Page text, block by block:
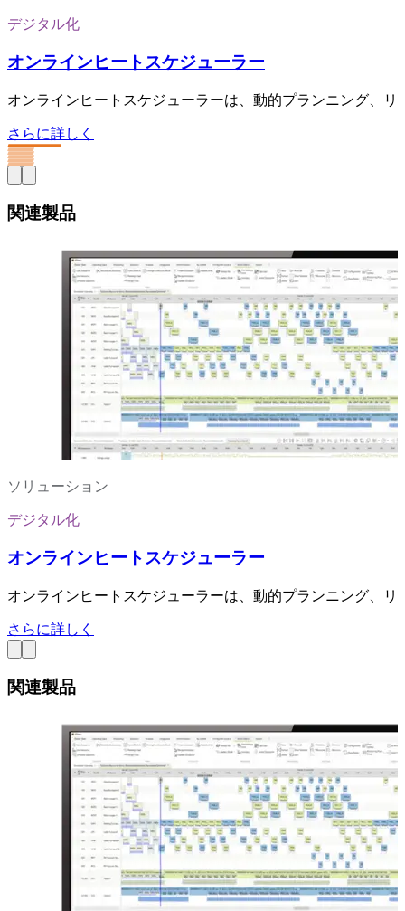
デジタル化
オンラインヒートスケジューラー
オンラインヒートスケジューラーは、動的プランニング、
さらに詳しく
関連製品
ソリューション
デジタル化
オンラインヒートスケジューラー
オンラインヒートスケジューラーは、動的プランニング、
さらに詳しく
関連製品